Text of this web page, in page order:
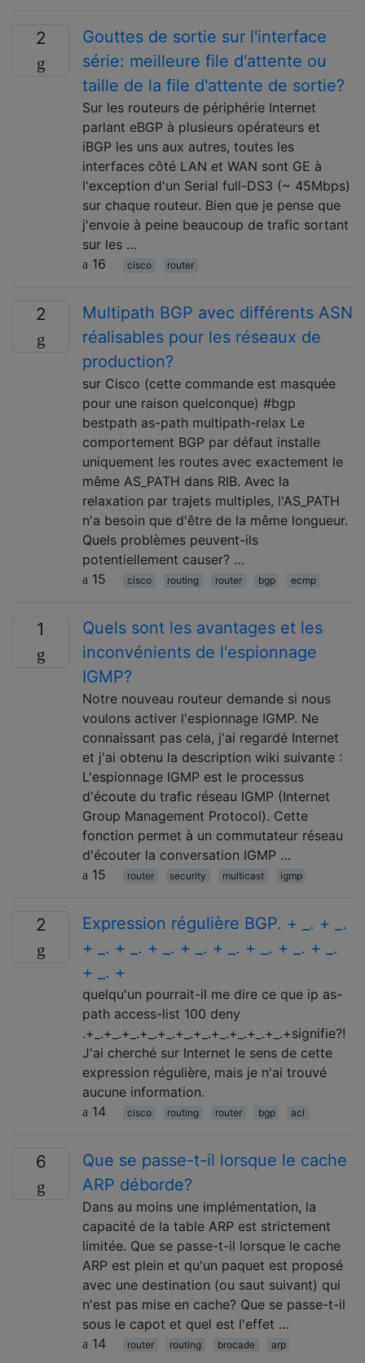
2
Gouttes de sortie sur l'interface
série: meilleure file d'attente ou
taille de la file d'attente de sortie?
Sur les routeurs de périphérie Internet
parlant eBGP à plusieurs opérateurs et
iBGP les uns aux autres, toutes les
interfaces côté LAN et WAN sont GE à
l'exception d'un Serial full-DS3 (~ 45Mbps)
sur chaque routeur. Bien que je pense que
j'envoie à peine beaucoup de trafic sortant
sur les …
16
cisco router
2
Multipath BGP avec différents ASN
réalisables pour les réseaux de
production?
sur Cisco (cette commande est masquée
pour une raison quelconque) #bgp
bestpath as-path multipath-relax Le
comportement BGP par défaut installe
uniquement les routes avec exactement le
même AS_PATH dans RIB. Avec la
relaxation par trajets multiples, l'AS_PATH
n'a besoin que d'être de la même longueur.
Quels problèmes peuvent-ils
potentiellement causer? …
15
cisco routing router bgp ecmp
1
Quels sont les avantages et les
inconvénients de l'espionnage
IGMP?
Notre nouveau routeur demande si nous
voulons activer l'espionnage IGMP. Ne
connaissant pas cela, j'ai regardé Internet
et j'ai obtenu la description wiki suivante :
L'espionnage IGMP est le processus
d'écoute du trafic réseau IGMP (Internet
Group Management Protocol). Cette
fonction permet à un commutateur réseau
d'écouter la conversation IGMP …
15
router security multicast igmp
2
Expression régulière BGP. + _. + _.
+ _. + _. + _. + _. + _. + _. + _. + _.
+ _. +
quelqu'un pourrait-il me dire ce que ip as-
path access-list 100 deny
.+_.+_.+_.+_.+_.+_.+_.+_.+_.+_.+_.+signifie?!
J'ai cherché sur Internet le sens de cette
expression régulière, mais je n'ai trouvé
aucune information.
14
cisco routing router bgp acl
6
Que se passe-t-il lorsque le cache
ARP déborde?
Dans au moins une implémentation, la
capacité de la table ARP est strictement
limitée. Que se passe-t-il lorsque le cache
ARP est plein et qu'un paquet est proposé
avec une destination (ou saut suivant) qui
n'est pas mise en cache? Que se passe-t-il
sous le capot et quel est l'effet …
14
router routing brocade arp